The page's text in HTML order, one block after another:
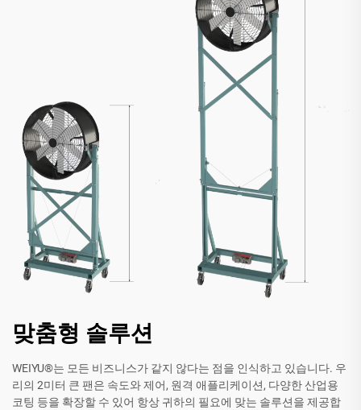
맞춤형 솔루션
WEIYU®는 모든 비즈니스가 같지 않다는 점을 인식하고 있습니다. 우
리의 2미터 큰 팬은 속도와 제어, 원격 애플리케이션, 다양한 산업용
코팅 등을 확장할 수 있어 항상 귀하의 필요에 맞는 솔루션을 제공합